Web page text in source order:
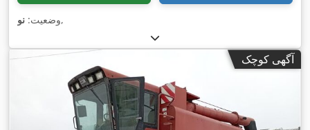
وضعیت: نو ,
آگهی کوچک